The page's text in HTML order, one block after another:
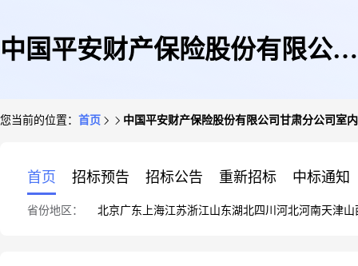
中国平安财产保险股份有限公司
您当前的位置： 首页 中国平安财产保险股份有限公司甘肃分公司室
首页 招标预告 招标公告 重新招标 中标通知
省份地区： 北京广东 上海江苏浙江山东湖北四川 河北河南天津山